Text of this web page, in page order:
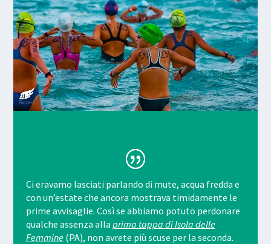
Ci eravamo lasciati parlando di mute, acqua fredda e
con un’estate che ancora mostrava timidamente le
prime avvisaglie. Così se abbiamo potuto perdonare
qualche assenza alla prima tappa di Isola delle
Femmine(PA), non avrete più scuse per la seconda.